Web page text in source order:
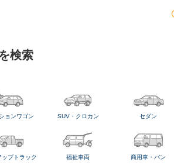
検索
ョンワゴン SUV・クロカン セダン
ップトラック 福祉車両 商用車・バン